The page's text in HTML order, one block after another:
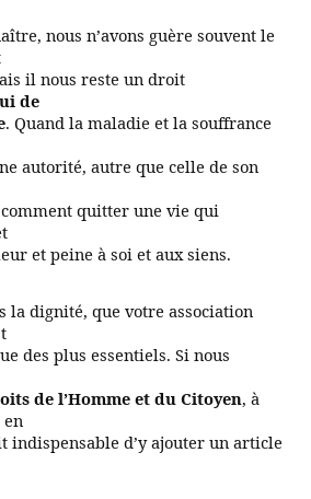
nous n’avons guère souvent le
il nous reste un droit
de
. Quand la maladie et la souffrance
autorité, autre que celle de son
quitter une vie qui
et peine à soi et aux siens.
la dignité, que votre association
des plus essentiels. Si nous
de l’Homme et du Citoyen, à
en
indispensable d’y ajouter un article